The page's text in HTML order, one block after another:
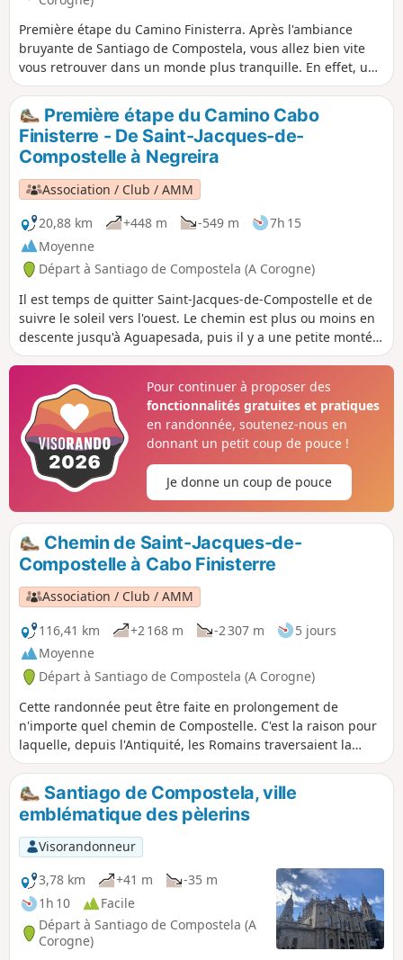
Première étape du Camino Finisterra. Après l'ambiance
bruyante de Santiago de Compostela, vous allez bien vite
vous retrouver dans un monde plus tranquille. En effet, un
parcours vallonné, parsemé de forêts vous mène à travers
une région peu peuplée, direction Ouest. Le chemin
traverse plusieurs petits villages tels que Quintans et Ponte
Sarela. Entre ponts romains et petites montagnes, vous
arrivez à Neigreira, petite ville d’origine médiévale dont les
monuments les plus remarquables sont la maison de
campagne Pazo do Coton et une chapelle attenante dédiée
à Saint-Mauro.
Première étape du Camino Cabo
Finisterre - De Saint-Jacques-de-
Compostelle à Negreira
Association / Club / AMM
20,88 km
+448 m -549 m
7h 15
Moyenne
Départ à Santiago de Compostela (A Corogne)
Il est temps de quitter Saint-Jacques-de-Compostelle et de
suivre le soleil vers l'ouest. Le chemin est plus ou moins en
descente jusqu'à Aguapesada, puis il y a une petite montée
à Alto do Mar de Ovellas, où il faut gravir 210 mètres en
promenade qui traverse la rivière Tambre et mène à
Negreira.
Pour continuer à proposer des
fonctionnalités gratuites et pratiques
en randonnée, soutenez-nous en
donnant un petit coup de pouce !
Je donne un coup de pouce
Chemin de Saint-Jacques-de-
Compostelle à Cabo Finisterre
Association / Club / AMM
116,41 km
+2 168 m -2 307 m
5 jours
Moyenne
Départ à Santiago de Compostela (A Corogne)
Cette randonnée peut être faite en prolongement de
n'importe quel chemin de Compostelle. C'est la raison pour
laquelle, depuis l'Antiquité, les Romains traversaient la
péninsule ibérique en suivant la Voie lactée jusqu'au bout
du monde (tel qu'on le connaissait alors). On te conseille de
passer par Muxía plutôt que d'aller directement à Fisterra
(le nom de la ville). On te recommande aussi de faire 3 km
de plus pour atteindre le cap Finisterre. Le paysage est
magnifique et le coucher de soleil sur l'océan Atlantique
depuis le cap est un moment inoubliable.
Santiago de Compostela, ville
emblématique des pèlerins
Visorandonneur
3,78 km
+41 m
-35 m
1h 10
Facile
Départ à Santiago de Compostela (A
Corogne)